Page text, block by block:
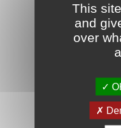
Mot de passe oublié
This
and
over